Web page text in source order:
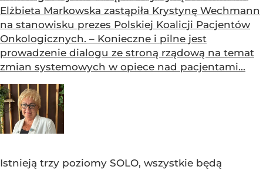
Elżbieta Markowska zastąpiła Krystynę Wechmann
na stanowisku prezes Polskiej Koalicji Pacjentów
Onkologicznych. – Konieczne i pilne jest
prowadzenie dialogu ze stroną rządową na temat
zmian systemowych w opiece nad pacjentami...
Istnieją trzy poziomy SOLO, wszystkie będą